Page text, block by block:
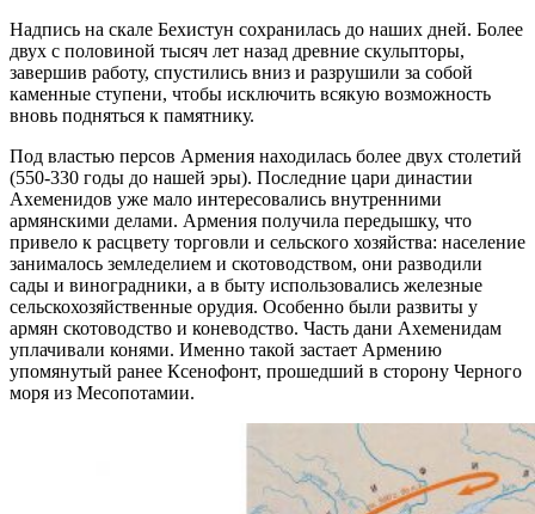
Надпись на скале Бехистун сохранилась до наших дней. Более
двух с половиной тысяч лет назад древние скульпторы,
завершив работу, спустились вниз и разрушили за собой
каменные ступени, чтобы исключить всякую возможность
вновь подняться к памятнику.
Под властью персов Армения находилась более двух столетий
(550-330 годы до нашей эры). Последние цари династии
Ахеменидов уже мало интересовались внутренними
армянскими делами. Армения получила передышку, что
привело к расцвету торговли и сельского хозяйства: население
занималось земледелием и скотоводством, они разводили
сады и виноградники, а в быту использовались железные
сельскохозяйственные орудия. Особенно были развиты у
армян скотоводство и коневодство. Часть дани Ахеменидам
уплачивали конями. Именно такой застает Армению
упомянутый ранее Ксенофонт, прошедший в сторону Черного
моря из Месопотамии.